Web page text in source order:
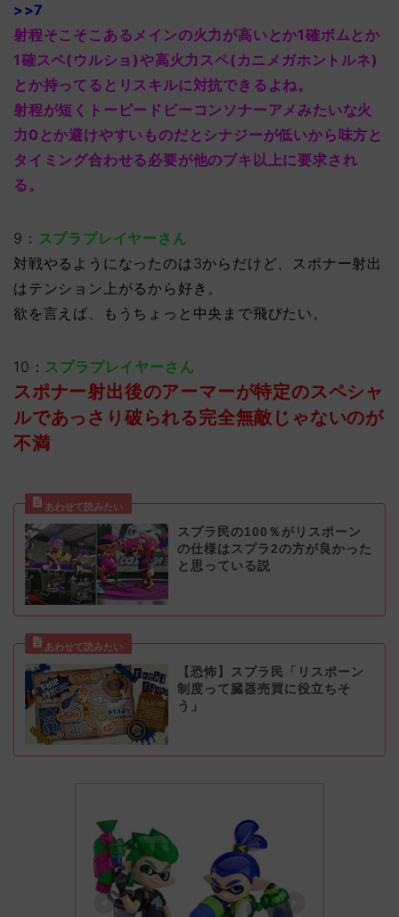
>>7
射程そこそこあるメインの火力が高いとか1確ボムとか
1確スペ(ウルショ)や高火力スペ(カニメガホントルネ)
とか持ってるとリスキルに対抗できるよね。
射程が短くトーピードビーコンソナーアメみたいな火
力0とか避けやすいものだとシナジーが低いから味方と
タイミング合わせる必要が他のブキ以上に要求され
る。
9： スプラプレイヤーさん
対戦やるようになったのは3からだけど、スポナー射出
はテンション上がるから好き。
欲を言えば、もうちょっと中央まで飛びたい。
10： スプラプレイヤーさん
スポナー射出後のアーマーが特定のスペシャ
ルであっさり破られる完全無敵じゃないのが
不満
スプラ民の100％がリスポーン
の仕様はスプラ2の方が良かった
と思っている説
【恐怖】スプラ民「リスポーン
制度って臓器売買に役立ちそ
う」